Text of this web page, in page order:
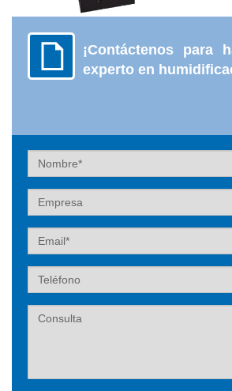
¡Contáctenos para
experto en
Nombre
Empresa
Email
Teléfono
Label